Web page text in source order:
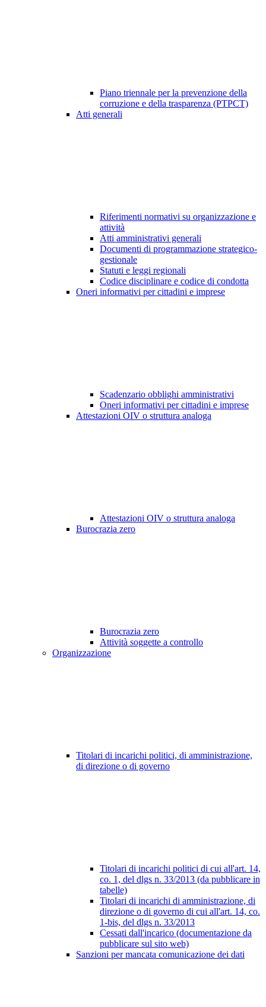
Piano triennale per la prevenzione della
corruzione e della trasparenza (PTPCT)
Atti generali
Riferimenti normativi su organizzazione e
attività
Atti amministrativi generali
Documenti di programmazione strategico-
gestionale
Statuti e leggi regionali
Codice disciplinare e codice di condotta
Oneri informativi per cittadini e imprese
Scadenzario obblighi amministrativi
Oneri informativi per cittadini e imprese
Attestazioni OIV o struttura analoga
Attestazioni OIV o struttura analoga
Burocrazia zero
Burocrazia zero
Attività soggette a controllo
Organizzazione
Titolari di incarichi politici, di amministrazione,
di direzione o di governo
Titolari di incarichi politici di cui all'art. 14,
co. 1, del dlgs n. 33/2013 (da pubblicare in
tabelle)
Titolari di incarichi di amministrazione, di
direzione o di governo di cui all'art. 14, co.
1-bis, del dlgs n. 33/2013
Cessati dall'incarico (documentazione da
pubblicare sul sito web)
Sanzioni per mancata comunicazione dei dati